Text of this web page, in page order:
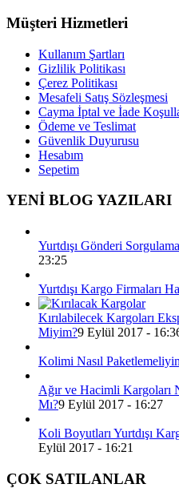
Müşteri Hizmetleri
Kullanım Şartları
Gizlilik Politikası
Çerez Politikası
Mesafeli Satış Sözleşmesi
Cayma İptal ve İade
Ödeme ve Teslimat
Güvenlik Duyurusu
Hesabım
Sepetim
YENİ BLOG YAZILARI
Yurtdışı Gönderi
23:25
Yurtdışı Kargo Firmaları
Kırılabilecek Kargoları
Miyim?9 Eylül 2017 -
Kolimi Nasıl
Ağır ve Hacimli Kargoları
Mı?9 Eylül 2017 - 16:27
Koli Boyutları Yurtdışı
Eylül 2017 - 16:21
ÇOK SATILANLAR